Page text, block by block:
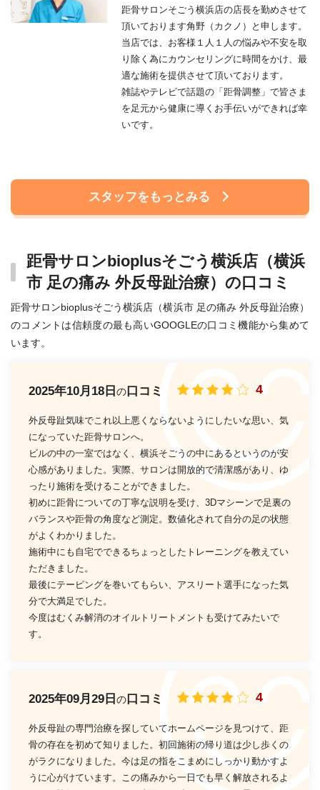
距骨サロンそごう横浜店の店長を勤めさせて
頂いております角野（カクノ）と申します。
当店では、お客様１人１人の悩みや不安を取
り除く為にカウンセリングに時間をかけ、最
適な施術を提供させて頂いております。
雑誌やテレビで話題の「距骨調整」で皆さま
を足元から健康に導くお手伝いができれば幸
いです。
スタッフをもっとみる
距骨サロンbioplusそごう横浜店（横浜
市 足の痛み 外反母趾治療）の口コミ
距骨サロンbioplusそごう横浜店（横浜市 足の痛み 外反母趾治療）
のコメントは信頼度の最も高いGOOGLEの口コミ機能から集めて
います。
2025年10月18日 の口コミ 4
外反母趾気味でこれ以上悪くならないようにしたいな思い、気
になっていた距骨サロンへ。
ビルの中の一室ではなく、横浜そごうの中にあるというのが安
心感がありました。実際、サロンは開放的で清潔感があり、ゆ
ったり施術を受けることができました。
初めに距骨についての丁寧な説明を受け、3Dマシーンで足裏の
バランスや距骨の角度など測定。数値化されて自分の足の状態
がよくわかりました。
施術中にも自宅でできるちょっとしたトレーニングを教えてい
ただきました。
最後にテーピングを巻いてもらい、アスリート選手になった気
分で大満足でした。
今度はむくみ解消のオイルトリートメントも受けてみたいで
す。
2025年09月29日 の口コミ 4
外反母趾の専門治療を探していてホームページを見つけて、距
骨の存在を初めて知りました。初回施術の帰り道は少し歩くの
がラクになりました。今は足の指をこまめにしっかり動かすよ
うに心がけています。この痛みから一日でも早く解放されるよ